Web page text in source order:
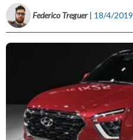
Federico Treguer | 18/4/2019